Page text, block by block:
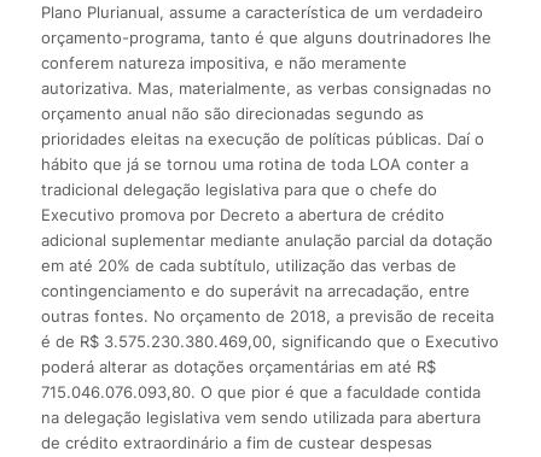
Plano Plurianual, assume a característica de um verdadeiro
orçamento-programa, tanto é que alguns doutrinadores lhe
conferem natureza impositiva, e não meramente
autorizativa. Mas, materialmente, as verbas consignadas no
orçamento anual não são direcionadas segundo as
prioridades eleitas na execução de políticas públicas. Daí o
hábito que já se tornou uma rotina de toda LOA conter a
tradicional delegação legislativa para que o chefe do
Executivo promova por Decreto a abertura de crédito
adicional suplementar mediante anulação parcial da dotação
em até 20% de cada subtítulo, utilização das verbas de
contingenciamento e do superávit na arrecadação, entre
outras fontes. No orçamento de 2018, a previsão de receita
é de R$ 3.575.230.380.469,00, significando que o Executivo
poderá alterar as dotações orçamentárias em até R$
715.046.076.093,80. O que pior é que a faculdade contida
na delegação legislativa vem sendo utilizada para abertura
de crédito extraordinário a fim de custear despesas